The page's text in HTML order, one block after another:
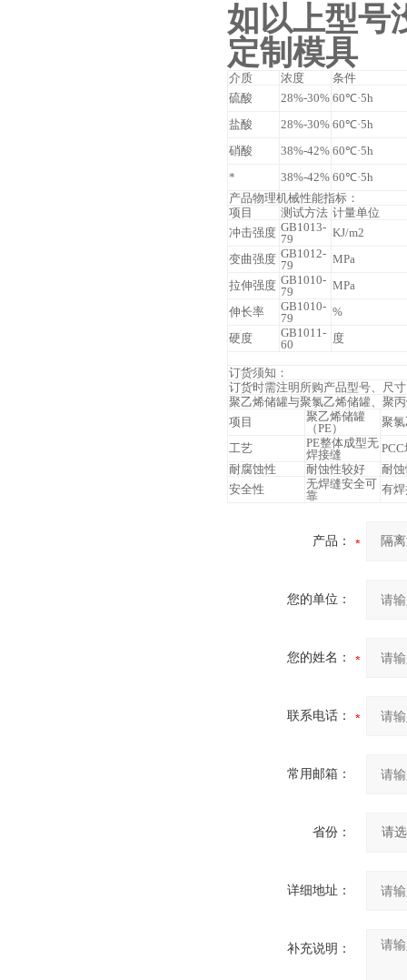
如以上型号
定制模具
介质 浓度
条件
硫酸
28%-30% 60℃·5h
盐酸
28%-30% 60℃·5h
硝酸
38%-42% 60℃·5h
*
38%-42% 60℃·5h
产品物理机械性能指标：
项目
测试方法 计量单位
冲击强度 GB1013-
79
KJ/m2
变曲强度 GB1012-
79
MPa
拉伸强度 GB1010-
79
MPa
伸长率
GB1010-
79
%
硬度
GB1011-
60
度
订货须知：
订货时需注明所购产品型号、尺
聚乙烯储罐与聚氯乙烯储罐、聚
项目
聚乙烯储罐
（PE）
聚
工艺
PE整体成型无
焊接缝
耐腐蚀性
耐蚀性较好
耐
安全性
无焊缝安全可
靠
有
产品：
您的单位：
您的姓名：
联系电话：
常用邮箱：
省份：
详细地址：
补充说明：